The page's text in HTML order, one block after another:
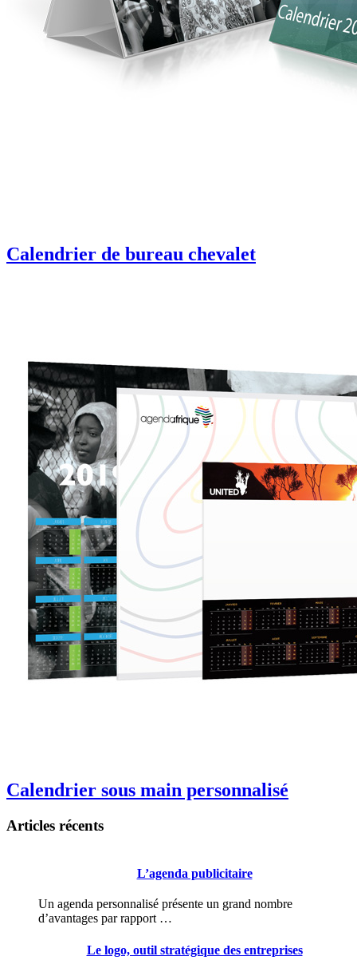
Calendrier de bureau chevalet
Calendrier sous main personnalisé
Articles récents
L’agenda publicitaire
Un agenda personnalisé présente un grand nombre
d’avantages par rapport …
Le logo, outil stratégique des entreprises